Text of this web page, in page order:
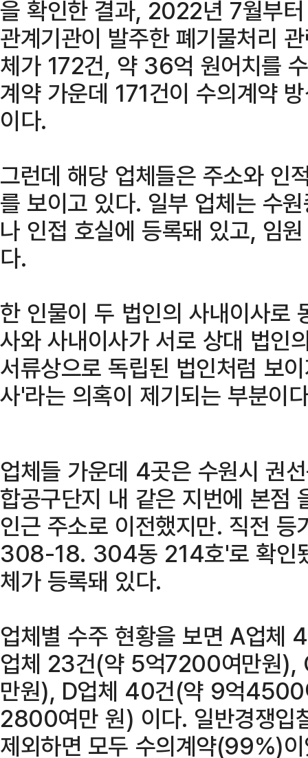
을 확인한 결과, 2022년 7월부
관계기관이 발주한 폐기물처리
체가 172건, 약 36억 원어치를
계약 가운데 171건이 수의계약
이다.
그런데 해당 업체들은 주소와 인
를 보이고 있다. 일부 업체는 수
나 인접 호실에 등록돼 있고, 임
다.
한 인물이 두 법인의 사내이사로
사와 사내이사가 서로 상대 법인
서류상으로 독립된 법인처럼 보
사'라는 의혹이 제기되는 부분이
업체들 가운데 4곳은 수원시 권
합공구단지 내 같은 지번에 본점
인근 주소로 이전했지만. 직전
308-18. 304동 214호'로 확인
체가 등록돼 있다.
업체별 수주 현황을 보면 A업
업체 23건(약 5억7200여만원
만원), D업체 40건(약 9억
2800여만 원) 이다. 일반경쟁입
제외하면 모두 수의계약(99%)